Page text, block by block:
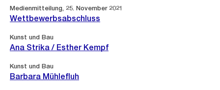
Medienmitteilung, 25. November 2021
Wettbewerbsabschluss
Kunst und Bau
Ana Strika / Esther Kempf
Kunst und Bau
Barbara Mühlefluh